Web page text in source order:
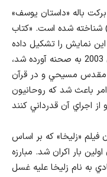
باله «داستان يوسف»
شناخته شده است. «كتاب
بلغاري قرن 13 اساس اين نمايش را تشكيل داده
است. در اين نمايش كه در سال 2003 به صحنه آورده شد،
مقدس مسيحي و در قرآن
باعث شد كه روحانيون
سال 2005 در قازان فيلم «زليخا» كه بر اساس
بار اكران شد. مبارزه
به نام زليخا عليه غسل